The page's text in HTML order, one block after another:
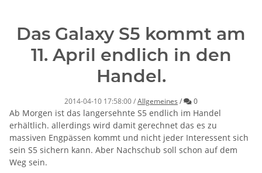
Das Galaxy S5 kommt am
11. April endlich in den
Handel.
2014-04-10 17:58:00/Allgemeines / Kommentare
0
Ab Morgen ist das langersehnte S5 endlich im Handel
erhältlich. allerdings wird damit gerechnet das es zu
massiven Engpässen kommt und nicht jeder Interessent sich
sein S5 sichern kann. Aber Nachschub soll schon auf dem
Weg sein.